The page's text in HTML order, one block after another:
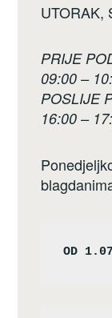
UTORAK,
PRIJE
09:00 –
POSLIJE
16:00 –
OD